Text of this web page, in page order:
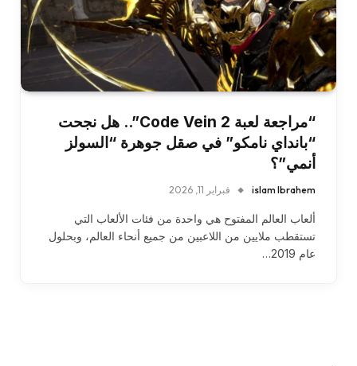
“مراجعة لعبة Code Vein 2”.. هل نجحت
“بانداي نامكو” في صقل جوهرة “السولز
أنمي”؟
islam Ibrahem فبراير 11, 2026
ألعاب العالم المفتوح هي واحدة من فئات الألعاب التي
تستقطب ملايين من اللاعبين من جميع أنحاء العالم، وبحلول
عام 2019…